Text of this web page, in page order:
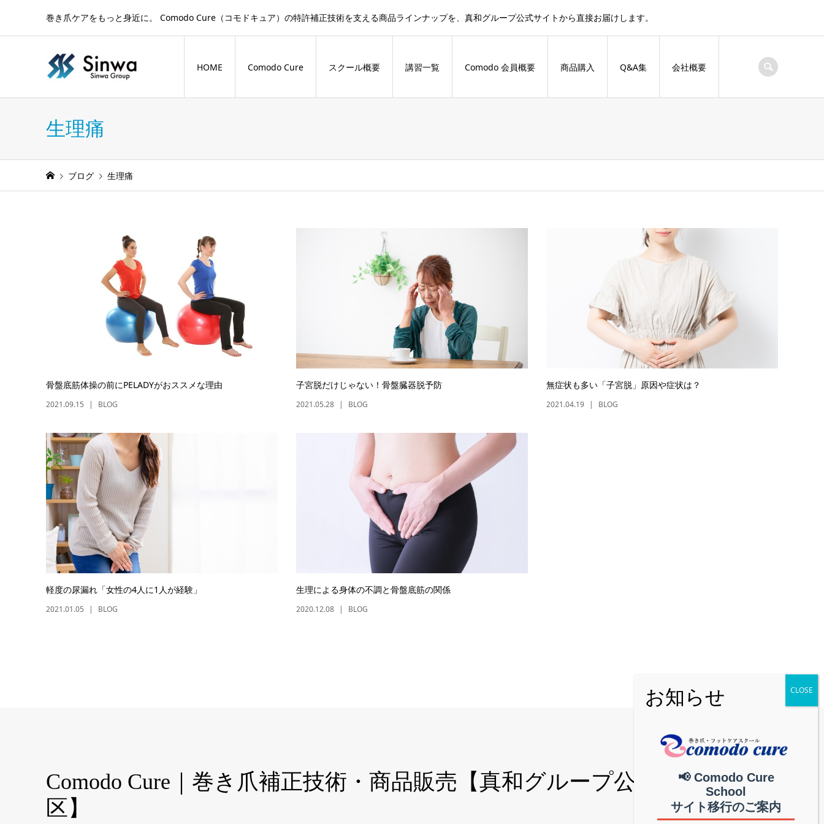
巻き爪ケアをもっと身近に。 Comodo Cure（コモドキュア）の特許補正技術を支える商品ラインナップを、真和グループ公式サイトから直接お届けします。
HOME Comodo Cure スクール概要 講習一覧 Comodo 会員概要 商品購入 Q&A集 会社概要
生理痛
ブログ 生理痛
骨盤底筋体操の前にPELADYがおススメな理由
2021.09.15 BLOG
子宮脱だけじゃない！骨盤臓器脱予防
2021.05.28 BLOG
無症状も多い「子宮脱」原因や症状は？
2021.04.19 BLOG
軽度の尿漏れ「女性の4人に1人が経験」
2021.01.05 BLOG
生理による身体の不調と骨盤底筋の関係
2020.12.08 BLOG
Comodo Cure｜巻き爪補正技術・商品販売【真和グループ公式│中部地
区】
📢 Comodo Cure
School
サイト移行のご案内